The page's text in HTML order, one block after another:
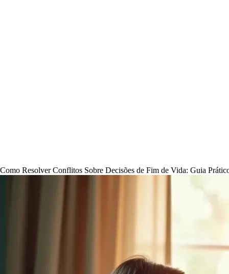
Como Resolver Conflitos Sobre Decisões de Fim de Vida: Guia